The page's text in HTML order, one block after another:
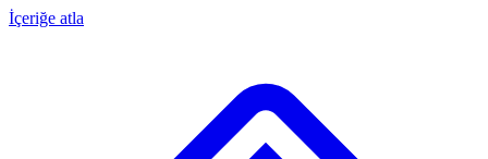
İçeriğe atla